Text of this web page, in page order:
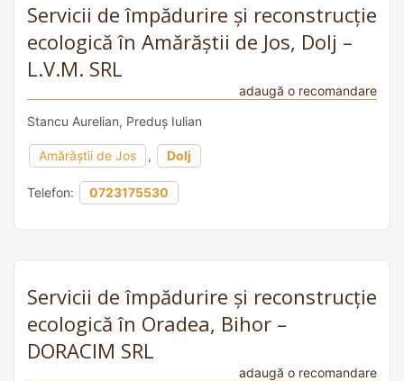
Servicii de împădurire și reconstrucție
ecologică în Amărăștii de Jos, Dolj –
L.V.M. SRL
adaugă o recomandare
Stancu Aurelian, Preduș Iulian
Amărăștii de Jos , Dolj
Telefon: 0723175530
Servicii de împădurire și reconstrucție
ecologică în Oradea, Bihor –
DORACIM SRL
adaugă o recomandare